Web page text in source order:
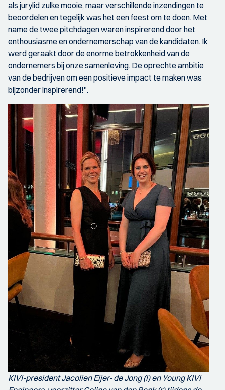
als jurylid zulke mooie, maar verschillende inzendingen te
beoordelen en tegelijk was het een feest om te doen. Met
name de twee pitchdagen waren inspirerend door het
enthousiasme en ondernemerschap van de kandidaten. Ik
werd geraakt door de enorme betrokkenheid van de
ondernemers bij onze samenleving. De oprechte ambitie
van de bedrijven om een positieve impact te maken was
bijzonder inspirerend!".
KIVI-president Jacolien Eijer- de Jong (l) en Young KIVI